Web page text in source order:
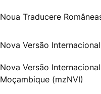
Noua Traducere
Nova Versão
Nova Versão
Moçambique (mzNVI)